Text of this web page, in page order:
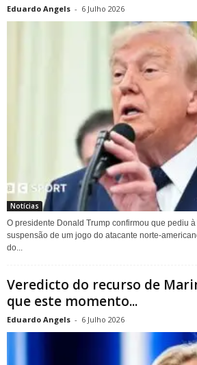
Eduardo Angels - 6 Julho 2026
Notícias
O presidente Donald Trump confirmou que pediu à
suspensão de um jogo do atacante norte-
do...
Veredicto do recurso de
que este momento...
Eduardo Angels - 6 Julho 2026